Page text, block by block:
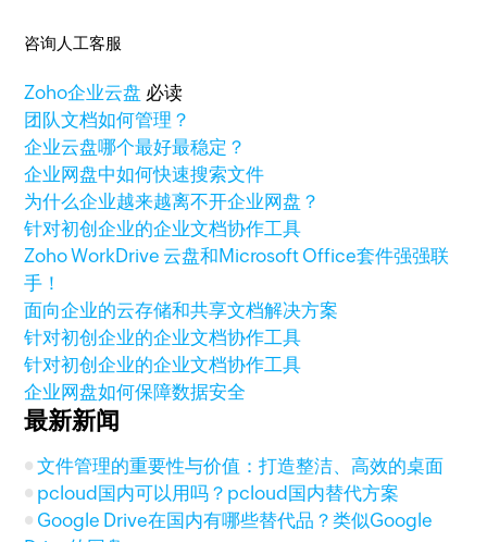
咨询人工客服
Zoho企业云盘 必读
团队文档如何管理？
企业云盘哪个最好最稳定？
企业网盘中如何快速搜索文件
为什么企业越来越离不开企业网盘？
针对初创企业的企业文档协作工具
Zoho WorkDrive 云盘和Microsoft Office套件强强联
手！
面向企业的云存储和共享文档解决方案
针对初创企业的企业文档协作工具
针对初创企业的企业文档协作工具
企业网盘如何保障数据安全
最新新闻
文件管理的重要性与价值：打造整洁、高效的桌面
pcloud国内可以用吗？pcloud国内替代方案
Google Drive在国内有哪些替代品？类似Google